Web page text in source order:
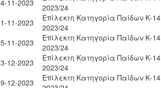
11-2023
2023/24
11-2023
Επίλεκτη Κατηγορία Παίδων Κ-14
2023/24
11-2023
Επίλεκτη Κατηγορία Παίδων Κ-14
2023/24
12-2023
Επίλεκτη Κατηγορία Παίδων Κ-14
2023/24
12-2023
Επίλεκτη Κατηγορία Παίδων Κ-14